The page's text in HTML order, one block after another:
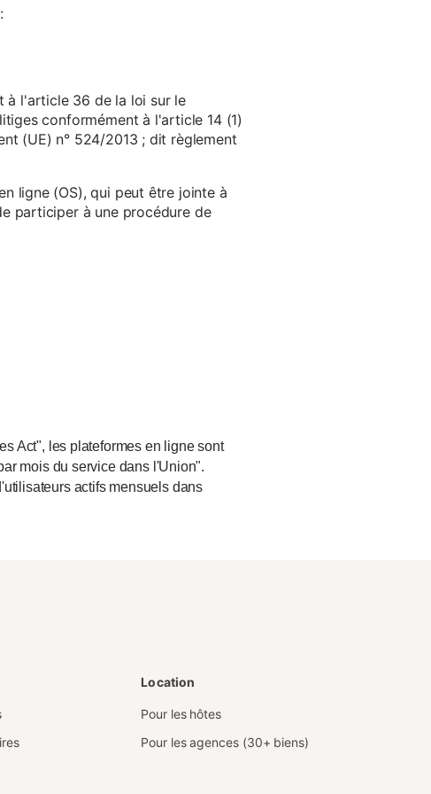
à l'article 36 de la loi sur le
conformément à l'article 14 (1)
(UE) n° 524/2013 ; dit règlement
ligne (OS), qui peut être jointe à
participer à une procédure de
Act", les plateformes en ligne sont
mois du service dans l'Union".
actifs mensuels dans
Location
Pour les hôtes
Pour les agences (30+ biens)